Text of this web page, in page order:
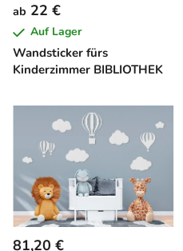
Wandsticker fürs
Kinderzimmer BIBLIOTHEK
ab 22 €
Auf Lager
81,20 €